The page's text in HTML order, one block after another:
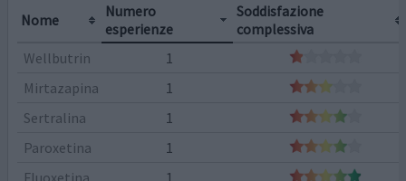
Nome
Numero
esperienze
Soddisfazione
complessiva
Wellbutrin
1
Mirtazapina
1
Sertralina
1
Paroxetina
1
Fluoxetina
1